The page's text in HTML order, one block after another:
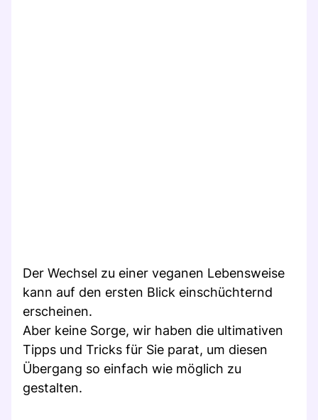
Der Wechsel zu einer veganen Lebensweise
kann auf den ersten Blick einschüchternd
erscheinen.
Aber keine Sorge, wir haben die ultimativen
Tipps und Tricks für Sie parat, um diesen
Übergang so einfach wie möglich zu
gestalten.